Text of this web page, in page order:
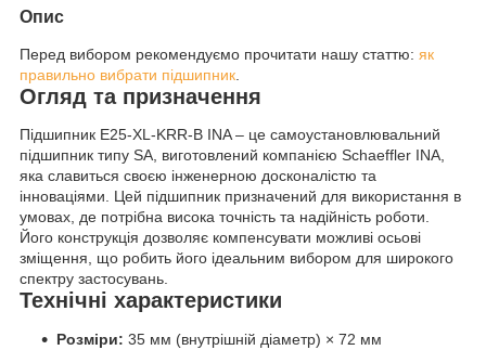
Опис
Перед вибором рекомендуємо прочитати нашу статтю: як
правильно вибрати підшипник
Огляд та призначення
Підшипник E25-XL-KRR-B INA – це самоустановлювальний
підшипник типу SA, виготовлений компанією Schaeffler INA,
яка славиться своєю інженерною досконалістю та
інноваціями. Цей підшипник призначений для використання в
умовах, де потрібна висока точність та надійність роботи.
Його конструкція дозволяє компенсувати можливі осьові
зміщення, що робить його ідеальним вибором для широкого
спектру застосувань.
Технічні характеристики
Розміри: 35 мм (внутрішній діаметр) × 72 мм